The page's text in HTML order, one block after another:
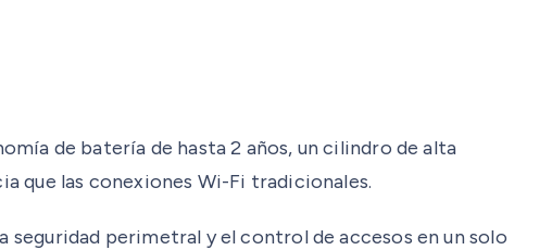
de batería de hasta 2 años, un cilindro de alta
que las conexiones Wi-Fi tradicionales.
perimetral y el control de accesos en un solo